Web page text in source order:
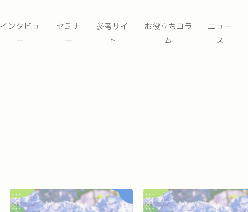
インタビュ
ー
セミナ
ー
参考サイ
ト
お役立ちコラ
ム
ニュー
ス